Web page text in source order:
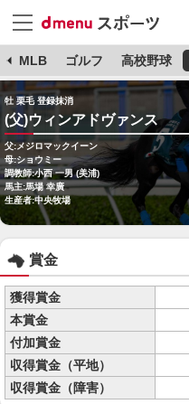
MLB ゴルフ 高校野球
牡 栗毛 登録抹消
(父)ウィンアドヴァンス
父:メジロマックイーン
母:ショウミー
調教師:小西 一男 (美浦)
馬主:馬場 幸廣
生産者:中央牧場
賞金
獲得賞金
本賞金
付加賞金
収得賞金（平地）
収得賞金（障害）